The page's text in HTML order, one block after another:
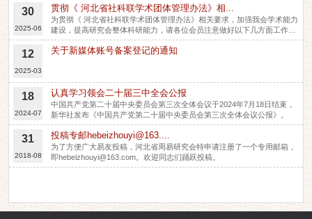
30
2025-06
贯彻《 河北省社科联学术团体管理办法》相...
为贯彻《 河北省社科联学术团体管理办法》相关要求，加强我会学术能力
建设，提高研究会整体科研能力，请各位会员注意做好以下几方面工作。
1.优化个人学术发展支持体系，加强相关学术研究。2.开展讲座、授课、
参加学术活动，做好图片、视频的留存。3.学术著作的发表，职称、学历
12
2025-03
关于新媒体账号备案登记的通知
18
2024-07
认真学习领会二十届三中全会公报
中国共产党第二十届中央委员会第三次全体会议于2024年7月18日结束，
新华社发布《中国共产党第二十届中央委员会第三次全体会议公报》。
31
2018-08
投稿专邮hebeizhouyi@163....
为了方便广大易友投稿，河北省周易研究会特申请注册了一个专用邮箱，
即hebeizhouyi@163.com。欢迎同志们踊跃投稿。